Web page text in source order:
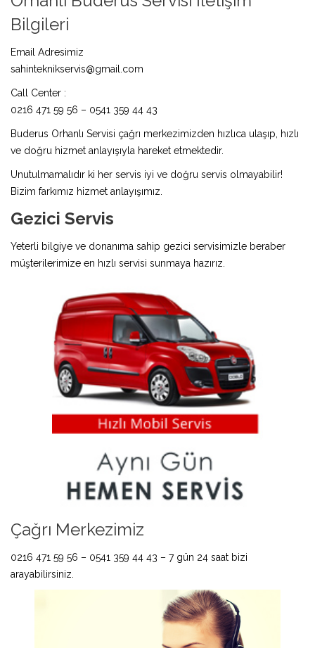
Bilgileri
Email Adresimiz
sahinteknikservis@gmail.com
Call Center :
0216 471 59 56 – 0541 359 44 43
Buderus Orhanlı Servisi çağrı merkezimizden hızlıca ulaşıp, hızlı
ve doğru hizmet anlayışıyla hareket etmektedir.
Unutulmamalıdır ki her servis iyi ve doğru servis olmayabilir!
Bizim farkımız hizmet anlayışımız.
Gezici Servis
Yeterli bilgiye ve donanıma sahip gezici servisimizle beraber
müşterilerimize en hızlı servisi sunmaya hazırız.
Çağrı Merkezimiz
0216 471 59 56 – 0541 359 44 43 – 7 gün 24 saat bizi
arayabilirsiniz.